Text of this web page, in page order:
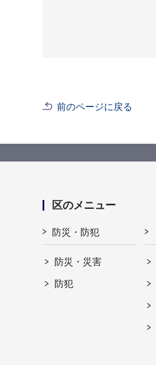
前のページに戻る
区のメニュー
防災・防犯
防災・災害
防犯